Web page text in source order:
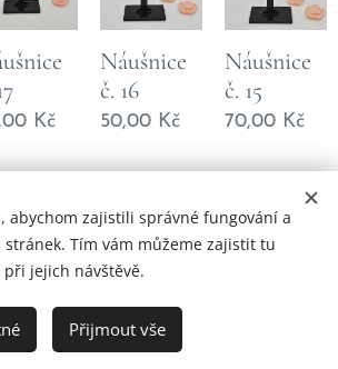
Kč
Náušnice
č. 16
50,00 Kč
Náušnice
č. 15
70,00 Kč
službouWebnode
abychom zajistili správné fungování a
stránek. Tím vám můžeme zajistit tu
jejich návštěvě.
Přijmout vše